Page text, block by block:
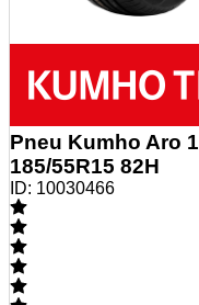
Pneu Kumho Aro
185/55R15 82H
ID: 10030466